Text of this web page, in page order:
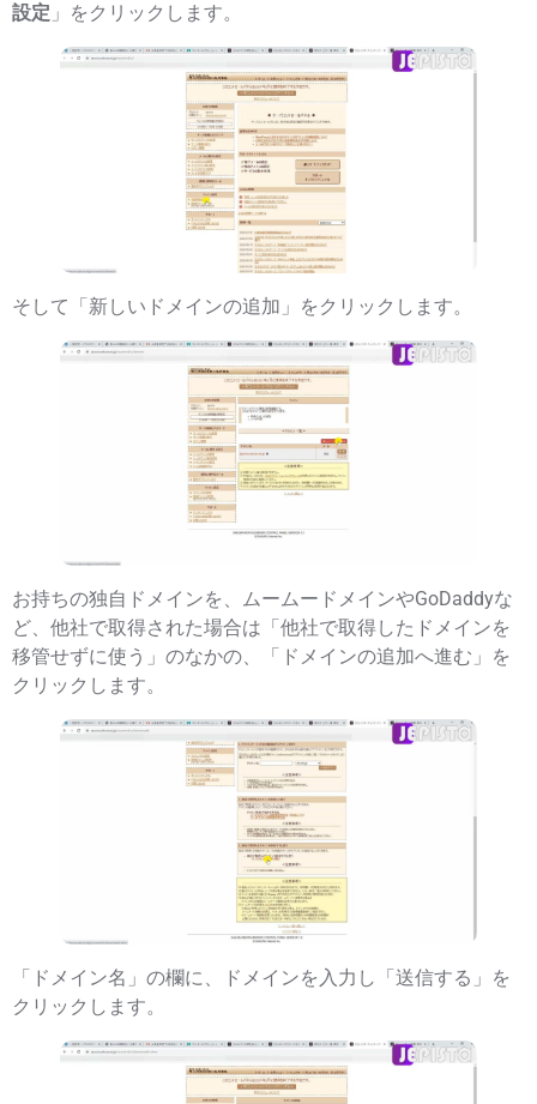
設定 」をクリックします。
そして「新しいドメインの追加」をクリックします。
お持ちの独自ドメインを、ムームードメインやGoDaddyな
ど、他社で取得された場合は「他社で取得したドメインを
移管せずに使う」のなかの、「ドメインの追加へ進む」を
クリックします。
「ドメイン名」の欄に、ドメインを入力し「送信する」を
クリックします。